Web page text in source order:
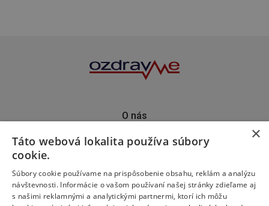
O nás
Predplatné
Podporte nás
×
Táto webová lokalita používa súbory
cookie.
Súbory cookie používame na prispôsobenie obsahu, reklám a analýzu
návštevnosti. Informácie o vašom používaní našej stránky zdieľame aj
s našimi reklamnými a analytickými partnermi, ktorí ich môžu